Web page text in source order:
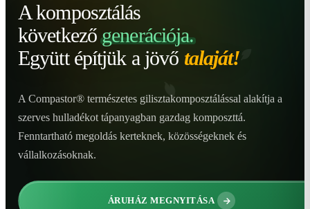
A komposztálás
következő generációja.
Együtt építjük a jövő talaját!
A Compastor® természetes gilisztakomposztálással alakítja a
szerves hulladékot tápanyagban gazdag komposzttá.
Fenntartható megoldás kerteknek, közösségeknek és
vállalkozásoknak.
ÁRUHÁZ MEGNYITÁSA